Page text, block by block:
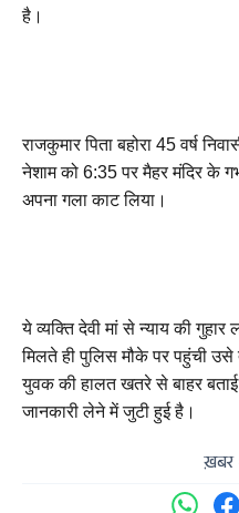
है।
राजकुमार पिता बहोरा 45 वर्ष
नेशाम को 6:35 पर मैहर मंदिर के
अपना गला काट लिया।
ये व्यक्ति देवी मां से न्याय की
मिलते ही पुलिस मौके पर पहुंची
युवक की हालत खतरे से बाहर
जानकारी लेने में जुटी हुई है।
ख़बर